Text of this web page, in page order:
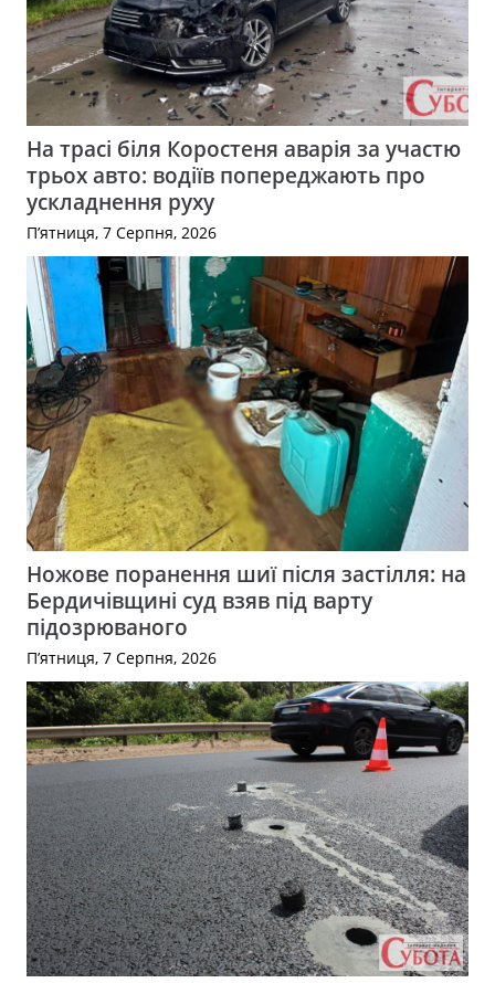
На трасі біля Коростеня аварія за участю
трьох авто: водіїв попереджають про
ускладнення руху
П’ятниця, 7 Серпня, 2026
Ножове поранення шиї після застілля: на
Бердичівщині суд взяв під варту
підозрюваного
П’ятниця, 7 Серпня, 2026